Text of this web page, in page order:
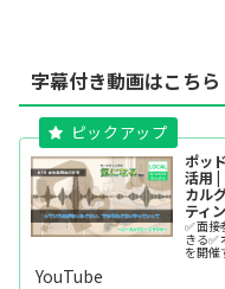
字幕付き動画はこちら
ポッ
活用 |
カル
ティ
✅ 面
きる✅
を開催
YouTube